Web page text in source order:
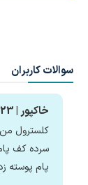
سوالات کاربران
خاکپور | 1402/10/23
سرده کف
پام پوسته